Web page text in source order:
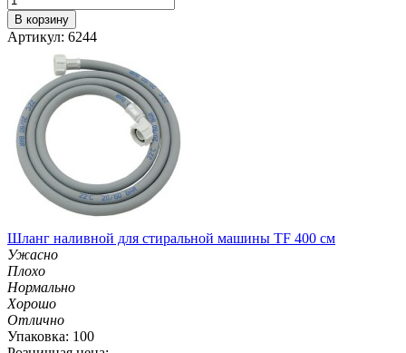
В корзину
Артикул: 6244
Шланг наливной для стиральной машины TF 400 см
Ужасно
Плохо
Нормально
Хорошо
Отлично
Упаковка: 100